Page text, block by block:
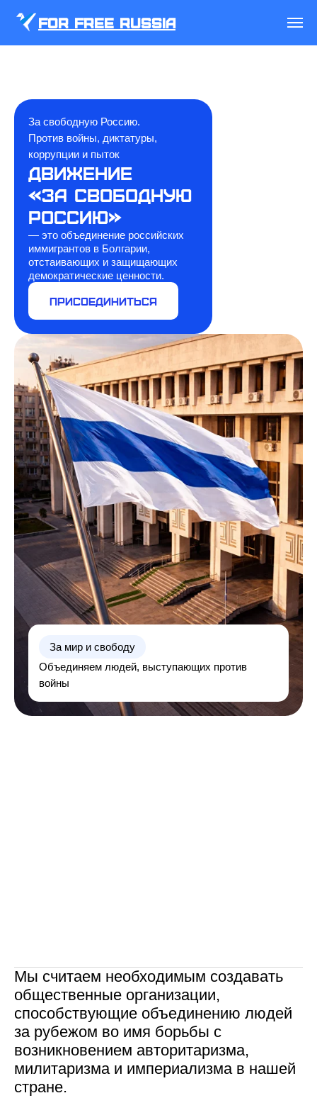
FOR FREE RUSSIA
За свободную Россию.
Против войны, диктатуры,
коррупции и пыток
Движение
«За свободную
Россию»
— это объединение российских
иммигрантов в Болгарии,
отстаивающих и защищающих
демократические ценности.
Присоединиться
За мир и свободу
Объединяем людей, выступающих против
войны
Мы считаем необходимым создавать
общественные организации,
способствующие объединению людей
за рубежом во имя борьбы с
возникновением авторитаризма,
милитаризма и империализма в нашей
стране.